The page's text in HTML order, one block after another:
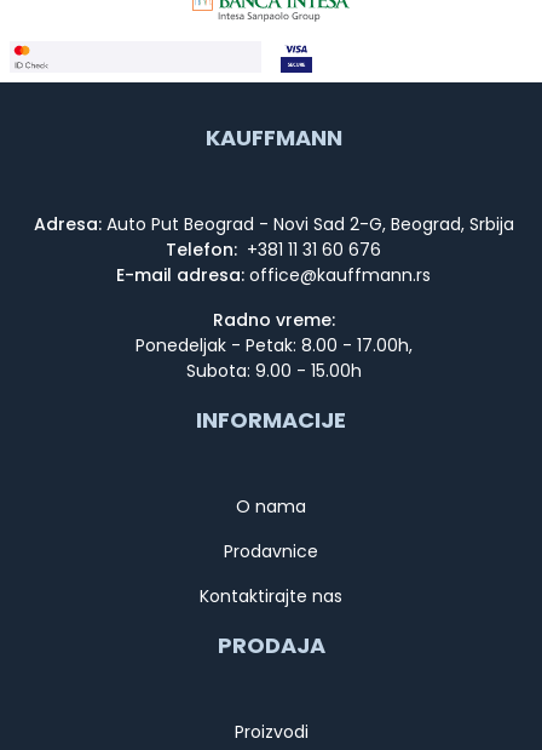
KAUFFMANN
Adresa:Auto Put Beograd - Novi Sad 2-G, Beograd, Srbija
Telefon: +381 11 31 60 676
E-mail adresa:
Radno vreme:
Ponedeljak - Petak: 8.00 - 17.00h,
Subota: 9.00 - 15.00h
INFORMACIJE
O nama
Prodavnice
Kontaktirajte nas
PRODAJA
Proizvodi